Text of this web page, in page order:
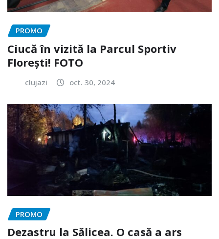
PROMO
Ciucă în vizită la Parcul Sportiv
Florești! FOTO
clujazi oct. 30, 2024
PROMO
Dezastru la Sălicea. O casă a ars